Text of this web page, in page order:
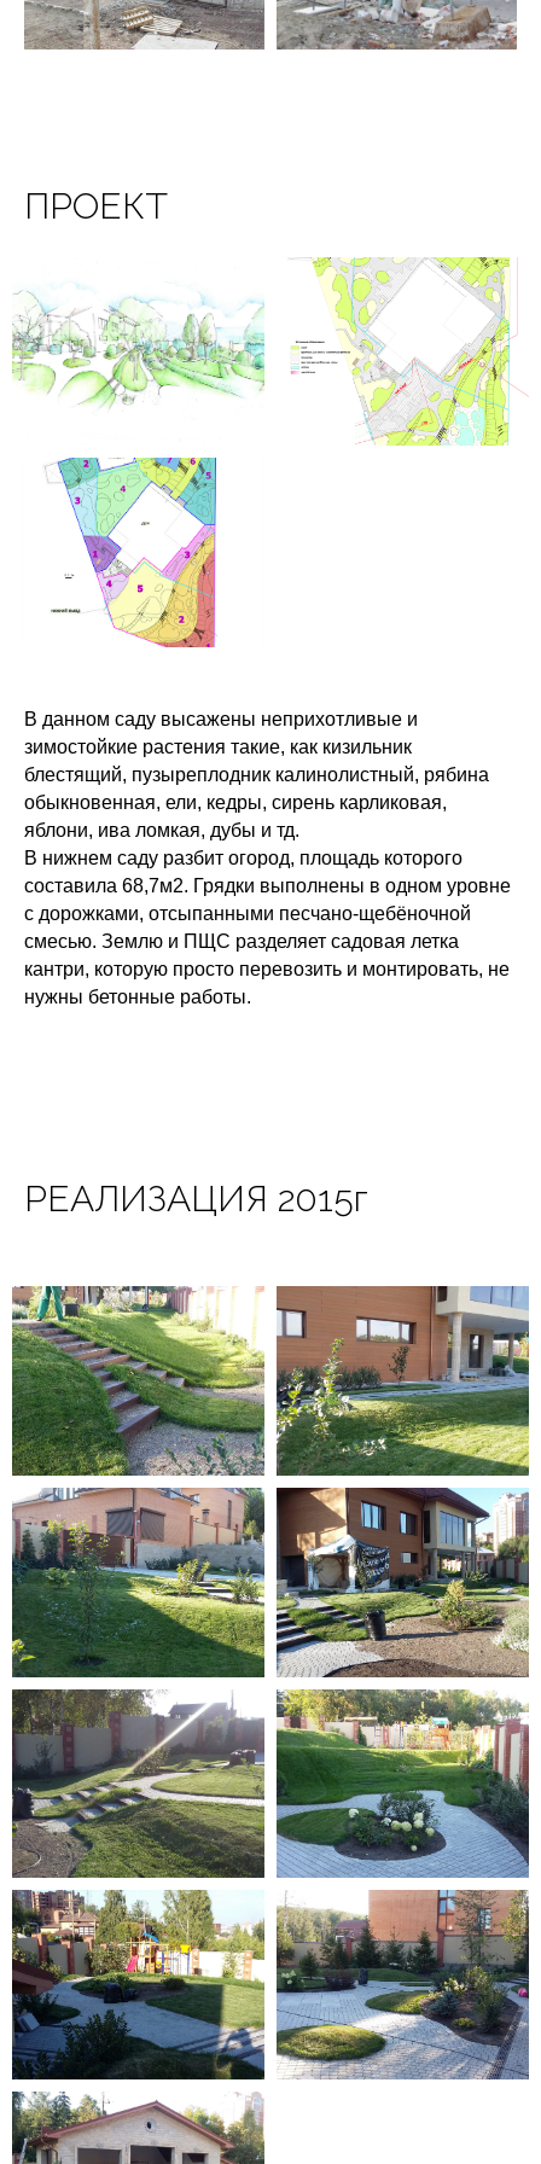
ПРОЕКТ
В данном саду высажены неприхотливые и
зимостойкие растения такие, как кизильник
блестящий, пузыреплодник калинолистный, рябина
обыкновенная, ели, кедры, сирень карликовая,
яблони, ива ломкая, дубы и тд.
В нижнем саду разбит огород, площадь которого
составила 68,7м2. Грядки выполнены в одном уровне
с дорожками, отсыпанными песчано-щебёночной
смесью. Землю и ПЩС разделяет садовая летка
кантри, которую просто перевозить и монтировать, не
нужны бетонные работы.
РЕАЛИЗАЦИЯ 2015г